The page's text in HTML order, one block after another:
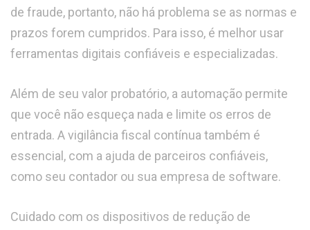
de fraude, portanto, não há problema se as normas e
prazos forem cumpridos. Para isso, é melhor usar
ferramentas digitais confiáveis e especializadas.
Além de seu valor probatório, a automação permite
que você não esqueça nada e limite os erros de
entrada. A vigilância fiscal contínua também é
essencial, com a ajuda de parceiros confiáveis,
como seu contador ou sua empresa de software.
Cuidado com os dispositivos de redução de